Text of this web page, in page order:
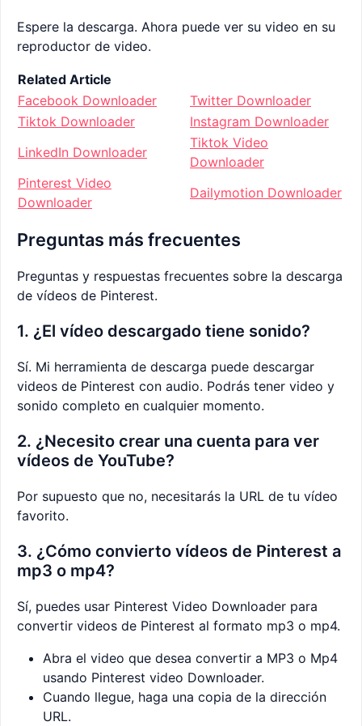
Espere la descarga. Ahora puede ver su video en su
reproductor de video.
Related Article
Facebook Downloader
Twitter Downloader
Tiktok Downloader
Instagram Downloader
LinkedIn Downloader
Tiktok Video
Downloader
Pinterest Video
Downloader
Dailymotion Downloader
Preguntas más frecuentes
Preguntas y respuestas frecuentes sobre la descarga
de vídeos de Pinterest.
1. ¿El vídeo descargado tiene sonido?
Sí. Mi herramienta de descarga puede descargar
videos de Pinterest con audio. Podrás tener video y
sonido completo en cualquier momento.
2. ¿Necesito crear una cuenta para ver
vídeos de YouTube?
Por supuesto que no, necesitarás la URL de tu vídeo
favorito.
3. ¿Cómo convierto vídeos de Pinterest a
mp3 o mp4?
Sí, puedes usar Pinterest Video Downloader para
convertir videos de Pinterest al formato mp3 o mp4.
Abra el video que desea convertir a MP3 o Mp4
usando Pinterest video Downloader.
Cuando llegue, haga una copia de la dirección
URL.